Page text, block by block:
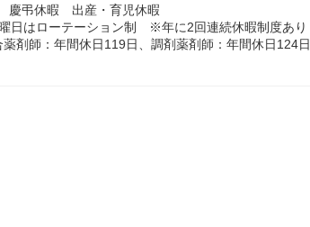
弔休暇 出産・育児休暇
はローテーション制 ※年に2回連続休暇制度あり
剤師：年間休日119日、調剤薬剤師：年間休日124日